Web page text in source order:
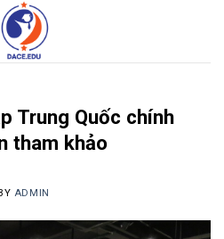
Trung Quốc chính
tham khảo
ADMIN